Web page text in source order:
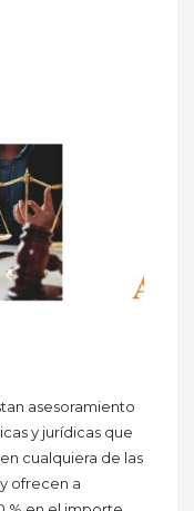
asesoramiento
y jurídicas que
cualquiera de las
ofrecen a